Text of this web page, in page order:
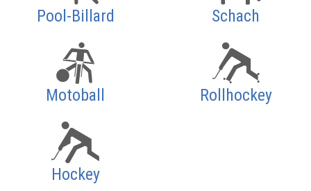
Pool-Billard Schach
Motoball Rollhockey
Hockey